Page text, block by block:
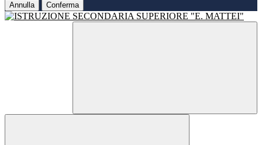
Annulla Conferma